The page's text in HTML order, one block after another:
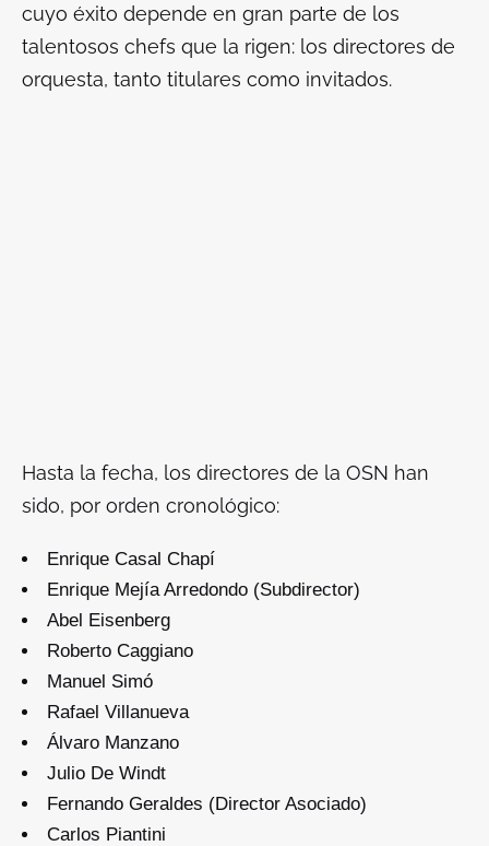
cuyo éxito depende en gran parte de los
talentosos chefs que la rigen: los directores de
orquesta, tanto titulares como invitados.
Hasta la fecha, los directores de la OSN han
sido, por orden cronológico:
Enrique Casal Chapí
Enrique Mejía Arredondo (Subdirector)
Abel Eisenberg
Roberto Caggiano
Manuel Simó
Rafael Villanueva
Álvaro Manzano
Julio De Windt
Fernando Geraldes (Director Asociado)
Carlos Piantini